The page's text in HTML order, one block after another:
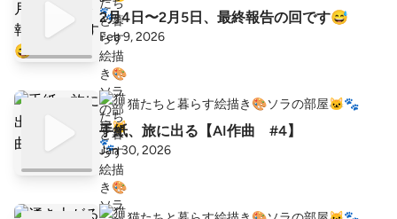
2月4日〜2月5日、最終報告の回です😅
Feb 9, 2026
猫たちと暮らす絵描き🎨ソラの部屋🐱🐾
手紙、旅に出る【AI作曲 #4】
Jan 30, 2026